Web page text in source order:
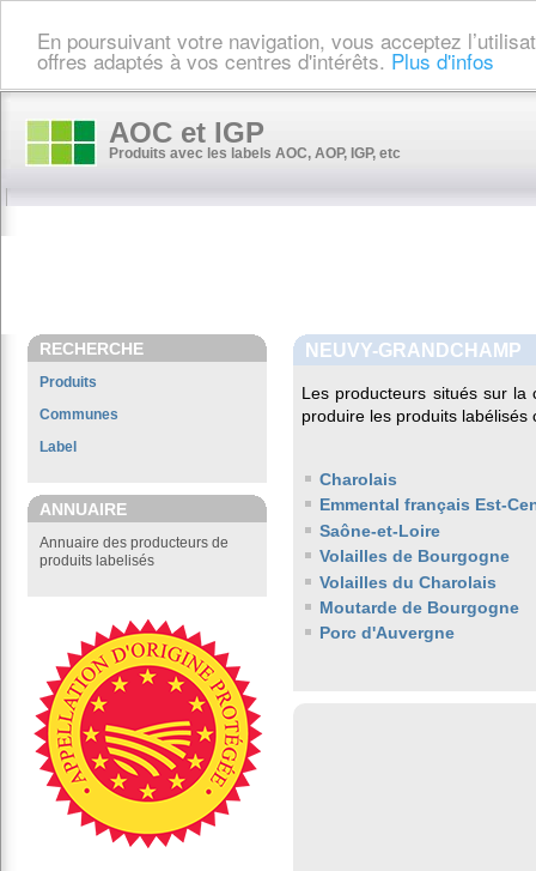
En poursuivant votre navigation, vous acceptez
offres adaptés à vos centres d'intérêts. Plus d'infos
AOC et IGP
Produits avec les labels AOC, AOP, IGP, etc
RECHERCHE
Produits
Communes
Label
ANNUAIRE
Annuaire des producteurs de
produits labelisés
NEUVY-GRANDCHAMP
Les producteurs situés sur la
produire les produits labélisés
Charolais
Emmental français Est-
Saône-et-Loire
Volailles de Bourgogne
Volailles du Charolais
Moutarde de Bourgogne
Porc d'Auvergne